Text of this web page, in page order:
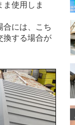
ま使用しま
合には、こち
換する場合が